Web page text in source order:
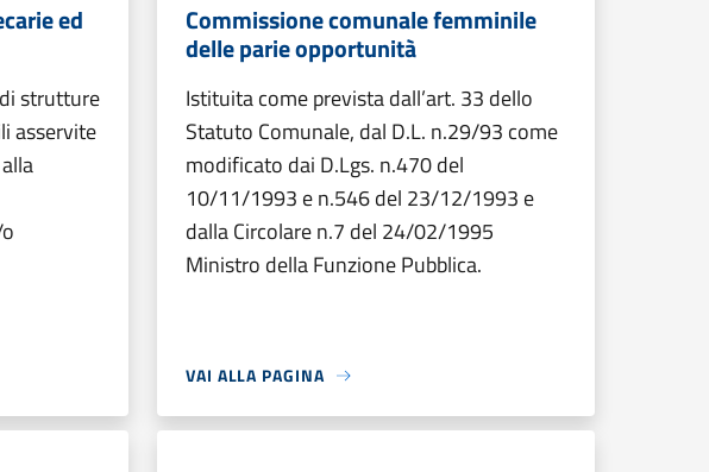
ed
strutture
asservite
Commissione comunale femminile
delle parie opportunità
Istituita come prevista dall’art. 33 dello
Statuto Comunale, dal D.L. n.29/93 come
modificato dai D.Lgs. n.470 del
10/11/1993 e n.546 del 23/12/1993 e
dalla Circolare n.7 del 24/02/1995
Ministro della Funzione Pubblica.
VAI ALLA PAGINA